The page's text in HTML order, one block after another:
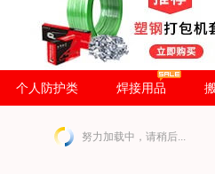
个人防护类 焊接用品
努力加载中，请稍后...